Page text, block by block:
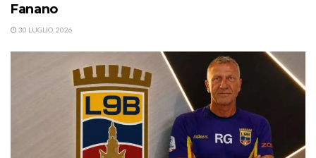
Fanano
30 LUGLIO, 2026